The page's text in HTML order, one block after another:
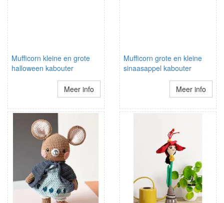
Mufficorn kleine en grote
halloween kabouter
Meer info
Mufficorn grote en kleine
sinaasappel kabouter
Meer info